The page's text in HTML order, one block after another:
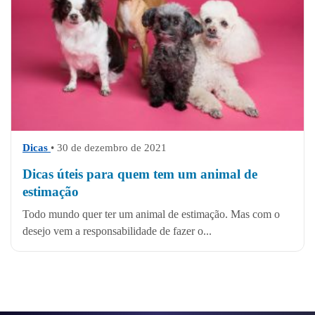
Dicas • 30 de dezembro de 2021
Dicas úteis para quem tem um animal de
estimação
Todo mundo quer ter um animal de estimação. Mas com o
desejo vem a responsabilidade de fazer o...